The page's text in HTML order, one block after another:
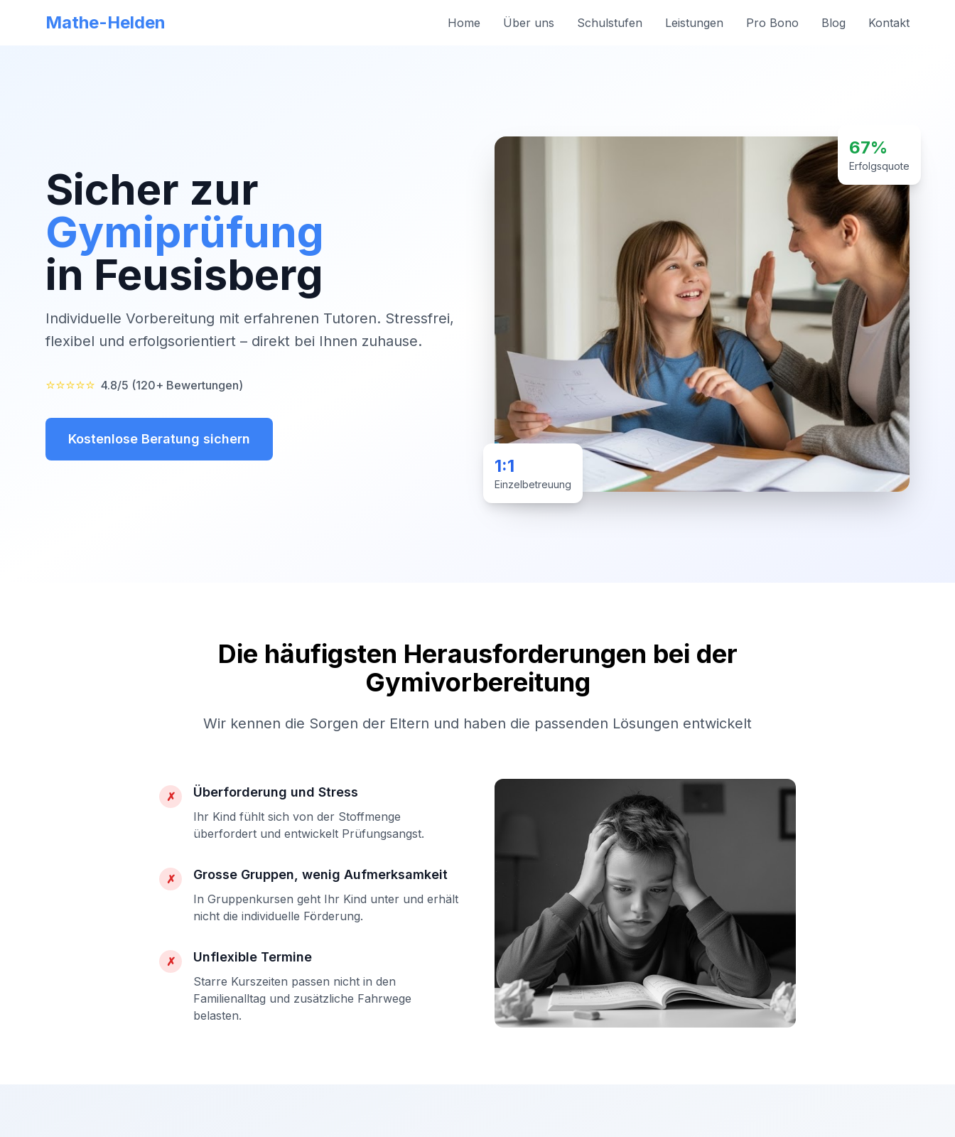
Mathe-Helden Home Über uns Schulstufen Leistungen Pro Bono Blog Kontakt
Sicher zur
Gymiprüfung
in Feusisberg
Individuelle Vorbereitung mit erfahrenen Tutoren. Stressfrei,
flexibel und erfolgsorientiert – direkt bei Ihnen zuhause.
⭐⭐⭐⭐⭐ 4.8/5 (120+ Bewertungen)
Kostenlose Beratung sichern
67%
Erfolgsquote
1:1
Einzelbetreuung
Die häufigsten Herausforderungen bei der
Gymivorbereitung
Wir kennen die Sorgen der Eltern und haben die passenden Lösungen entwickelt
✗ Überforderung und Stress
Ihr Kind fühlt sich von der Stoffmenge
überfordert und entwickelt Prüfungsangst.
✗ Grosse Gruppen, wenig Aufmerksamkeit
In Gruppenkursen geht Ihr Kind unter und erhält
nicht die individuelle Förderung.
✗ Unflexible Termine
Starre Kurszeiten passen nicht in den
Familienalltag und zusätzliche Fahrwege
belasten.